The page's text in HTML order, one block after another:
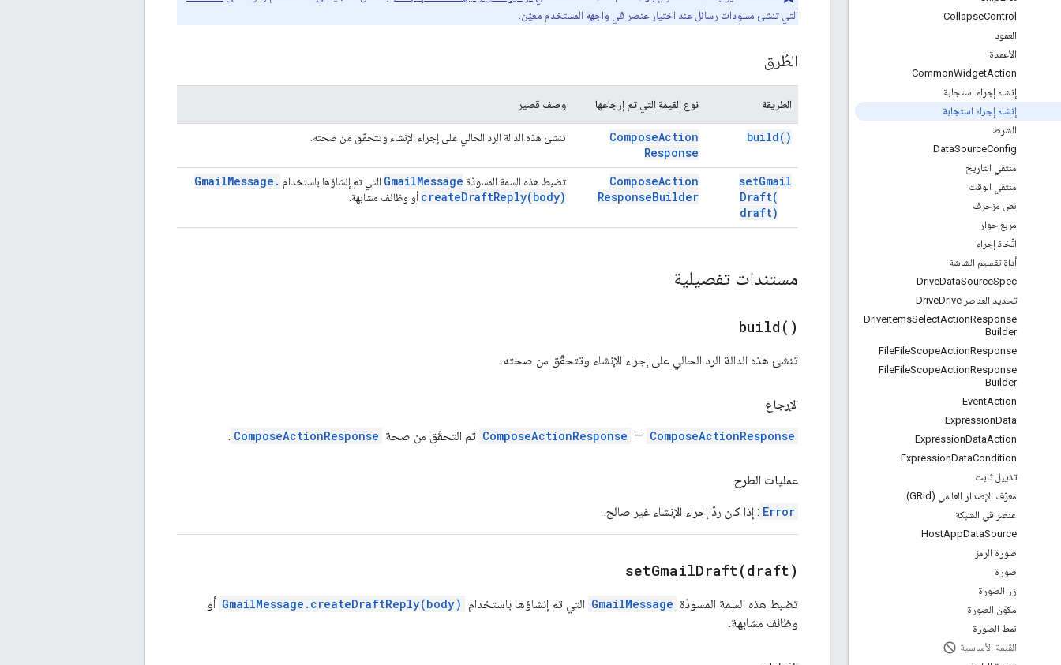
CollapseControl
العمود
الأعمدة
CommonWidgetAction
إنشاء إجراء استجابة
إنشاء إجراء استجابة
الشرط
DataSourceConfig
منتقي التاريخ
منتقي الوقت
نص مزخرف
مربع حوار
اتّخاذ إجراء
أداة تقسيم الشاشة
DriveDataSourceSpec
تحديد العناصر Drive Drive
DriveitemsSelectActionResponse
Builder
FileFileScopeActionResponse
FileFileScopeActionResponse
Builder
EventAction
ExpressionData
ExpressionDataAction
ExpressionDataCondition
تذييل ثابت
معرّف الإصدار العالمي (GRid)
عنصر في الشبكة
HostAppDataSource
صورة الرمز
صورة
زر الصورة
مكوّن الصورة
نمط الصورة
القيمة الأساسية
التي تنشئ مسودات رسائل عند اختيار عنصر في واجهة المستخدم معيّن.
الطُرق
الطريقة نوع القيمة التي تم إرجاعها وصف قصير
build( )
ComposeAction
Response
تنشئ هذه الدالة الرد الحالي على إجراء الإنشاء وتتحقّق من صحته.
setGmail
Draft(
draft)
ComposeAction
ResponseBuilder
تضبط هذه السمة المسودّة GmailMessage التي تم إنشاؤها باستخدام GmailMessage .
createDraftReply(body) أو وظائف مشابهة.
مستندات تفصيلية
build( )
تنشئ هذه الدالة الرد الحالي على إجراء الإنشاء وتتحقّق من صحته.
الإرجاع
ComposeActionResponse
—
ComposeActionResponse تم التحقّق من صحة ComposeActionResponse
.
عمليات الطرح
Error : إذا كان ردّ إجراء الإنشاء غير صالح.
setGmailDraft(draft)
تضبط هذه السمة المسودّة GmailMessage التي تم إنشاؤها باستخدام GmailMessage.createDraftReply(body) أو
وظائف مشابهة.